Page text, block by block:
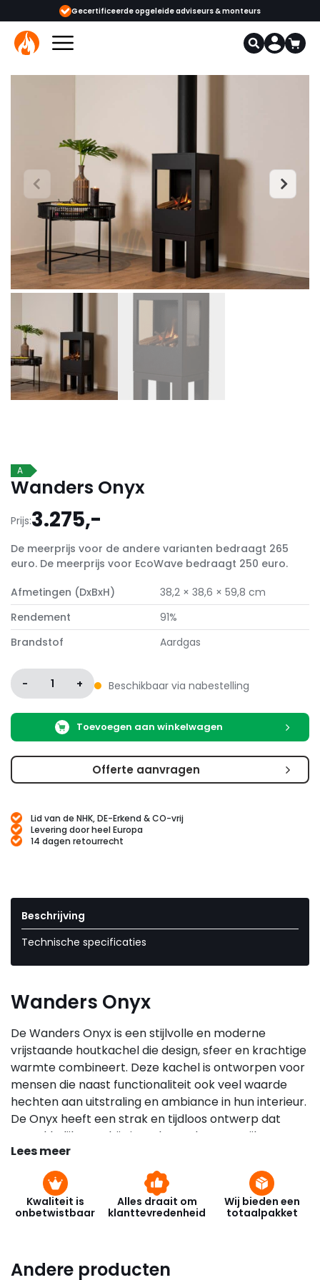
1000+ kachels en haarden in onze showrooms
A
Wanders Onyx
Prijs:3.275,-
De meerprijs voor de andere varianten bedraagt 265
euro. De meerprijs voor EcoWave bedraagt 250 euro.
Afmetingen (DxBxH)
38,2 × 38,6 × 59,8 cm
Rendement
91%
Brandstof
Aardgas
- 1 + Beschikbaar via nabestelling
Toevoegen aan winkelwagen
Offerte aanvragen
Lid van de NHK, DE-Erkend & CO-vrij
Levering door heel Europa
14 dagen retourrecht
Beschrijving
Technische specificaties
Wanders Onyx
De Wanders Onyx is een stijlvolle en moderne
vrijstaande houtkachel die design, sfeer en krachtige
warmte combineert. Deze kachel is ontworpen voor
mensen die naast functionaliteit ook veel waarde
hechten aan uitstraling en ambiance in hun interieur.
De Onyx heeft een strak en tijdloos ontwerp dat
gemakkelijk past bij uiteenlopende woonstijlen, van
modern en minimalistisch tot warm en klassiek.
Het eerste wat opvalt aan de Wanders Onyx is het
ruime zicht op het vuur. De kachel heeft een groot
glasoppervlak dat het vlammenspel duidelijk en
op de dansende vlammen. Dit zicht op het vuur
Lees meer
Kwaliteit is
onbetwistbaar
Alles draait om
klanttevredenheid
Wij bieden een
totaalpakket
Andere producten